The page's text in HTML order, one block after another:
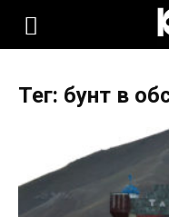
KLOOP.KG
Новости
Тег: бунт в